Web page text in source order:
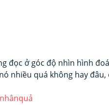
đọc ở góc độ nhìn hình
nhiều quá không hay